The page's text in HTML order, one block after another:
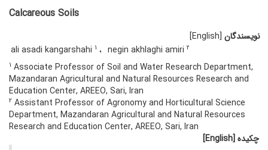
Calcareous Soils
نویسندگان [English]
ali asadi kangarshahi 1 negin akhlaghi amiri 2
1 Associate Professor of Soil and Water Research Department,
Mazandaran Agricultural and Natural Resources Research and
Education Center, AREEO, Sari, Iran
2 Assistant Professor of Agronomy and Horticultural Science
Department, Mazandaran Agricultural and Natural Resources
Research and Education Center, AREEO, Sari, Iran
چکیده [English]